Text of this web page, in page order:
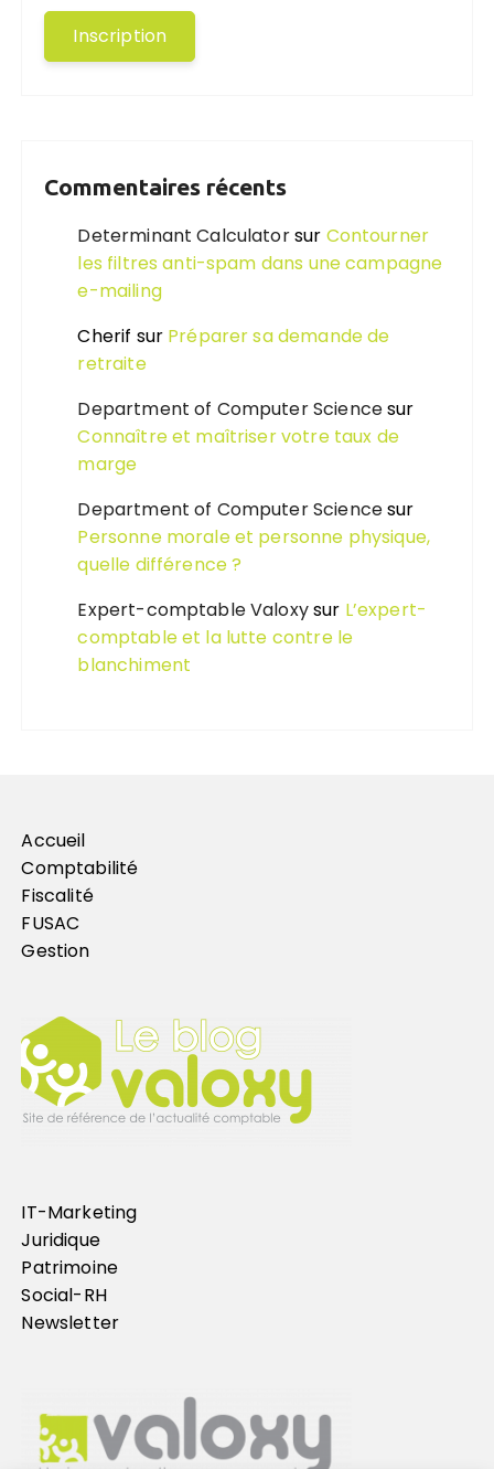
Commentaires récents
Determinant Calculatorsur Contourner
les filtres anti-spam dans une campagne
e-mailing
Cherif sur Préparer sa demande de
retraite
Department of Computer Sciencesur
Connaître et maîtriser votre taux de
marge
Department of Computer Sciencesur
Personne morale et personne physique,
quelle différence ?
Expert-comptable Valoxysur L’expert-
comptable et la lutte contre le
blanchiment
Accueil
Comptabilité
Fiscalité
FUSAC
Gestion
IT-Marketing
Juridique
Patrimoine
Social-RH
Newsletter